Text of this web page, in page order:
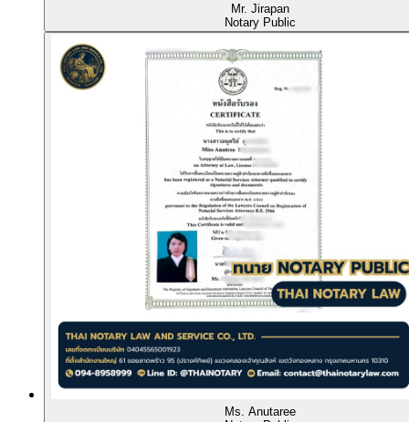
Mr. Jirapan
Notary Public
Ms. Anutaree